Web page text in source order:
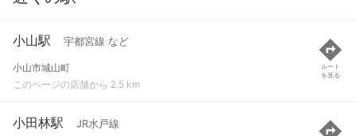
小山駅 宇都宮線 など
小山市城山町
このページの店舗から 2.5 km
ルート
を見る
小田林駅 JR水戸線